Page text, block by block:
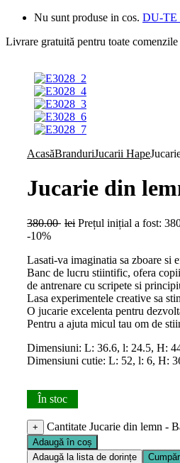
Nu sunt produse in cos. DU-
Livrare gratuită pentru toate comenzile
AcasăBranduriJucarii Hape
Jucarie din
380.00 lei Prețul inițial a fost:
-10%
Lasati-va imaginatia sa zboare si
Banc de lucru stiintific, ofera
de antrenare cu scripete si
Lasa experimentele creative sa
O jucarie excelenta pentru
Pentru a ajuta micul tau om de
Dimensiuni: L: 36.6, l: 24.5, H:
Dimensiuni cutie: L: 52, l: 6, H:
În stoc
+ Cantitate Jucarie din lemn -
Adaugă în coș
Adaugă la lista de dorințe